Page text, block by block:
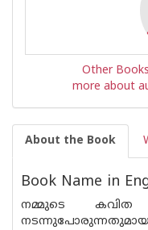
Other
more about
About the Book
Book Name in
നമ്മുടെ കവിത